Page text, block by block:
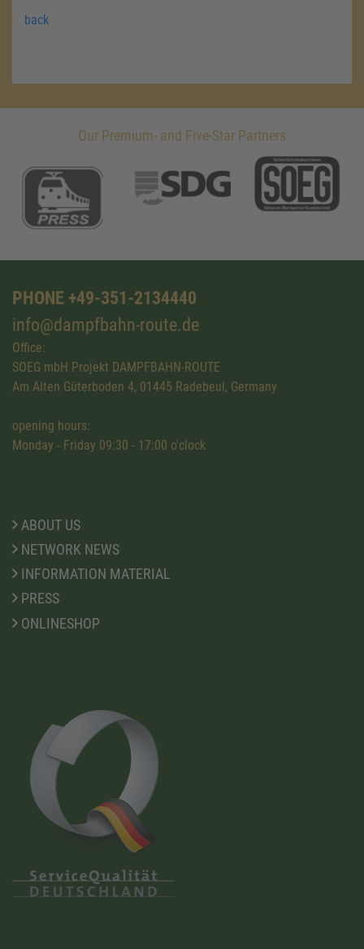
back
Our Premium- and Five-Star Partners
PHONE +49-351-2134440
info@dampfbahn-route.de
Office:
SOEG mbH Projekt DAMPFBAHN-ROUTE
Am Alten Güterboden 4, 01445 Radebeul, Germany
opening hours:
Monday - Friday 09:30 - 17:00 o'clock
ABOUT US
NETWORK NEWS
INFORMATION MATERIAL
PRESS
ONLINESHOP